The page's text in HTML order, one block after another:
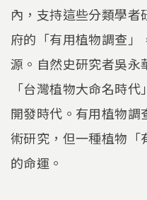
內，支持這些分類學
府的「有用植物調查」
源。自然史研究者吳永
「台灣植物大命名時
開發時代。有用植物調
術研究，但一種植物「
的命運。